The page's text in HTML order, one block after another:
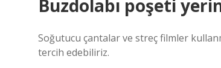
Buzdolabı poşeti
Soğutucu çantalar ve streç filmler
tercih edebiliriz.